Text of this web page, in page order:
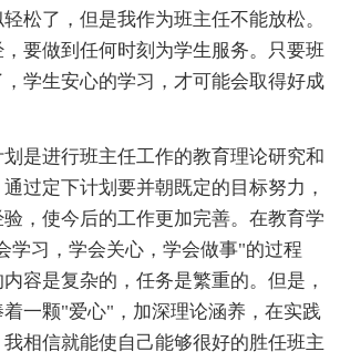
松了，但是我作为班主任不能放松。
要做到任何时刻为学生服务。只要班
学生安心的学习，才可能会取得好成
是进行班主任工作的教育理论研究和
过定下计划要并朝既定的目标努力，
，使今后的工作更加完善。在教育学
学习，学会关心，学会做事"的过程
容是复杂的，任务是繁重的。但是，
一颗"爱心"，加深理论涵养，在实践
相信就能使自己能够很好的胜任班主